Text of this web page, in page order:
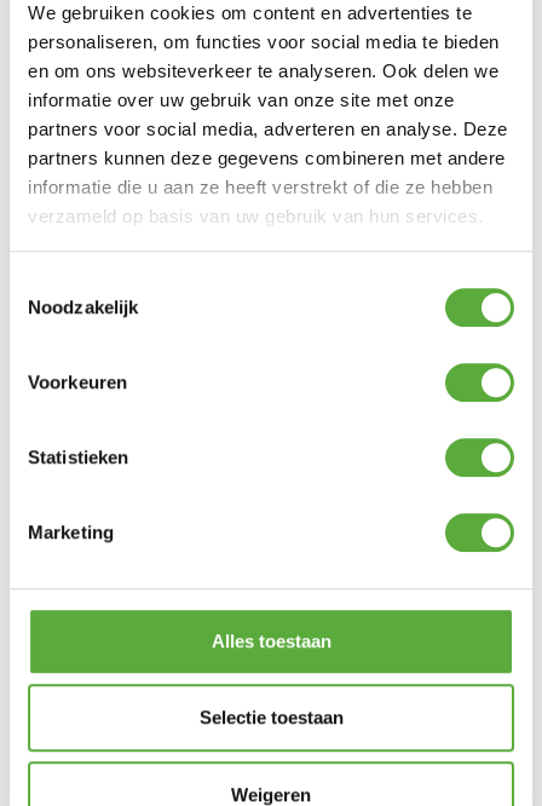
We gebruiken cookies om content en advertenties te
personaliseren, om functies voor social media te bieden
en om ons websiteverkeer te analyseren. Ook delen we
informatie over uw gebruik van onze site met onze
partners voor social media, adverteren en analyse. Deze
partners kunnen deze gegevens combineren met andere
informatie die u aan ze heeft verstrekt of die ze hebben
verzameld op basis van uw gebruik van hun services.
Noodzakelijk
Voorkeuren
Statistieken
Marketing
Alles toestaan
Selectie toestaan
Weigeren
Ultiem Buitenleven prijs:
€649,00
Gratis verzending vanaf €250,-*
Snelle verzending & levering aan huis
Kopersbescherming met Trusted Shops
Uitverkocht
Dit is de meest luxueuze uitvoering van de
houtskoolbarbecues. De Weber Performer
Deluxe is voorzien van een
aangestoken. Inclusief Gourmet BBQ
Brandstof Houtskool
Grilloppervlak (cm) ø 54.5
Scheurvaste en weerbestendige wielen 2
Product afmetingen (cm) 102 x 126 x 72
Garantie (jaar)
Garantie deksel en ketel 10
One-Touch® reinigingssysteem 10
Houtskoolrooster 2
Garantie op overige onderdelen 2
Thermoplast/thermogeharde tabel
(exclusief vervagen) 10